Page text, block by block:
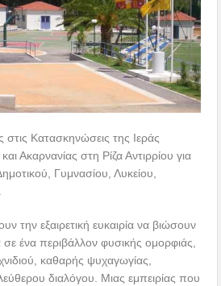
στις Κατασκηνώσεις της Ιεράς
Ακαρνανίας στη Ρίζα Αντιρρίου για
Γυμνασίου, Λυκείου,
την εξαιρετική ευκαιρία να βιώσουν
σε ένα περιβάλλον φυσικής ομορφιάς,
καθαρής ψυχαγωγίας,
διαλόγου. Μιας εμπειρίας που